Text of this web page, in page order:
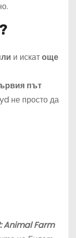
и искатоще
път
не просто да
Animal Farm